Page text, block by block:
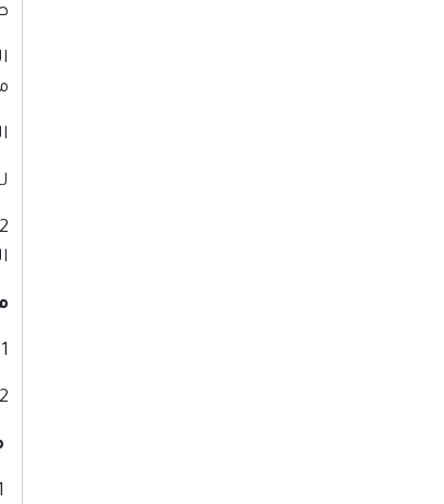
1. تسري أحكام هذا القانون على جميع المصارف والشركات المالية التي تزاول أعمالاً مصرفية في فلسطين.
2. تعتبر الفروع القائمة في فلسطين والعائدة لمصرف واحد، مصرفاً واحداً في تطبيق أحكام هذا القانون.